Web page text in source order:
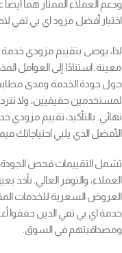
ودعم العملاء الممتاز هما
اختيار أفضل مزود اي بي تفي
لذا، يوصى بتقييم مزودي
معينة. استنادًا إلى العوامل
حول جودة الخدمة ومدى
لمستخدمين حقيقيين، ولا
نهائي. بالتأكيد، تقييم
الأفضل الذي يلبي احتياجاتك
تشمل التقييمات فحص الجودة،
العملاء، والتوفر العالي. نأخذ
العروض السعرية للخدمات
خدمة اي بي تفي الذين حققوا
ومصداقيتهم في السوق.